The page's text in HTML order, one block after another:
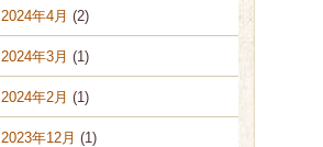
2024年4月 (2)
2024年3月 (1)
2024年2月 (1)
2023年12月 (1)